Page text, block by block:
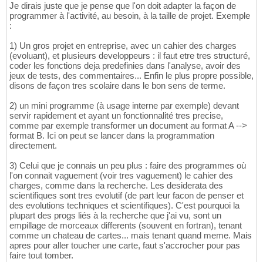
Je dirais juste que je pense que l'on doit adapter la façon de
programmer à l'activité, au besoin, à la taille de projet. Exemple
:
1) Un gros projet en entreprise, avec un cahier des charges
(evoluant), et plusieurs developpeurs : il faut etre tres structuré,
coder les fonctions deja predefinies dans l'analyse, avoir des
jeux de tests, des commentaires... Enfin le plus propre possible,
disons de façon tres scolaire dans le bon sens de terme.
2) un mini programme (à usage interne par exemple) devant
servir rapidement et ayant un fonctionnalité tres precise,
comme par exemple transformer un document au format A -->
format B. Ici on peut se lancer dans la programmation
directement.
3) Celui que je connais un peu plus : faire des programmes où
l'on connait vaguement (voir tres vaguement) le cahier des
charges, comme dans la recherche. Les desiderata des
scientifiques sont tres evolutif (de part leur facon de penser et
des evolutions techniques et scientifiques). C'est pourquoi la
plupart des progs liés à la recherche que j'ai vu, sont un
empillage de morceaux differents (souvent en fortran), tenant
comme un chateau de cartes... mais tenant quand meme. Mais
apres pour aller toucher une carte, faut s'accrocher pour pas
faire tout tomber.